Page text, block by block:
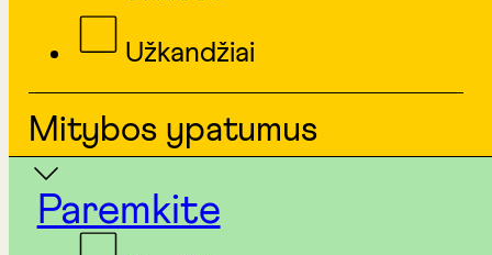
Paremkite
Užkandžiai
Mitybos ypatumus